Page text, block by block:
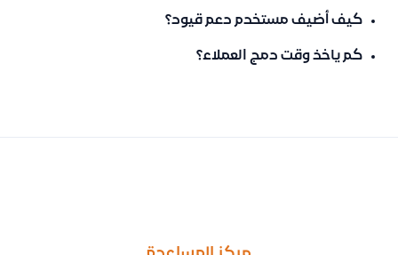
كيف أضيف مستخدم دعم قيود؟
كم ياخذ وقت دمج العملاء؟